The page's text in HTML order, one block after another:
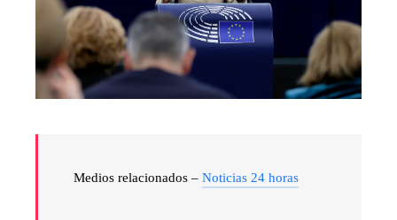
Medios relacionados – Noticias 24 horas